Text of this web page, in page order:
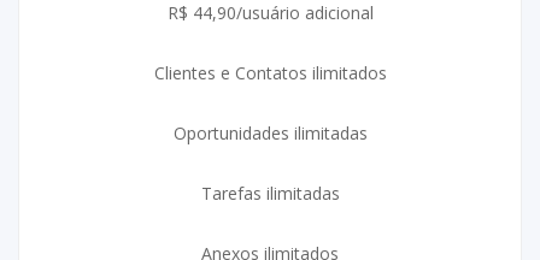
R$ 44,90/usuário adicional
Clientes e Contatos ilimitados
Oportunidades ilimitadas
Tarefas ilimitadas
Anexos ilimitados